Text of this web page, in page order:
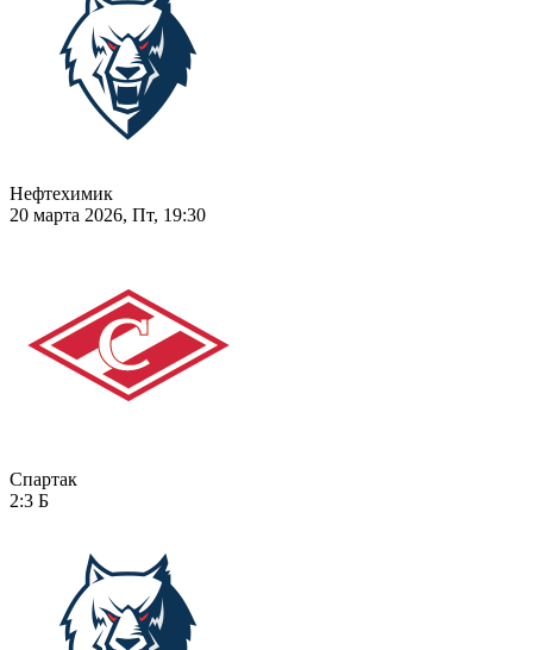
Нефтехимик
20 марта 2026, Пт, 19:30
Спартак
2:3 Б